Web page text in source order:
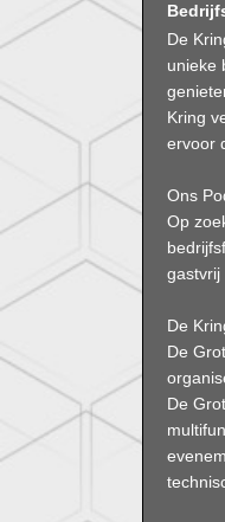
De
unieke
Kring
ervoor
Ons
Op
gastvrij
De
De
De